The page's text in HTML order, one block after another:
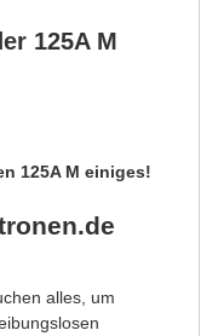
125A M
125A M einiges!
alles, um